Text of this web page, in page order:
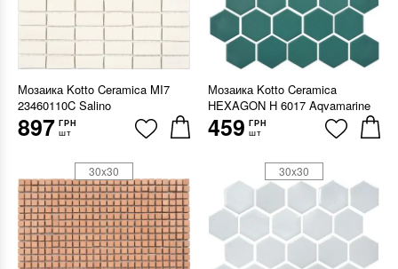
Мозаика Kotto Ceramica MI7
23460110C Salino
897 ГРН
шт
Мозаика Kotto Ceramica
HEXAGON H 6017 Aqvamarine
459 ГРН
шт
30x30 30x30